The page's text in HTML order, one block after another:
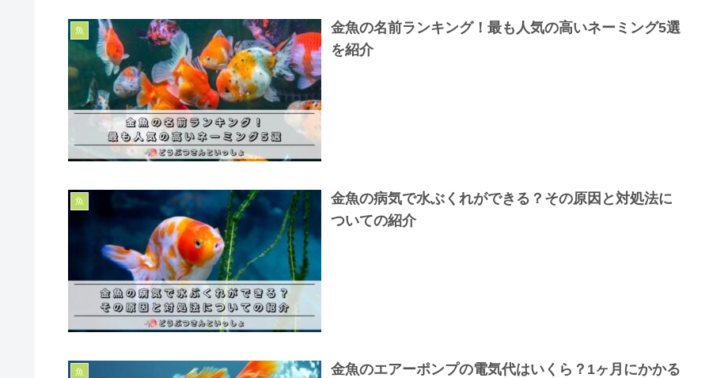
魚
金魚の名前ランキング！最も人気の高いネーミング5選
を紹介
魚
金魚の病気で水ぶくれができる？その原因と対処法に
ついての紹介
魚
金魚のエアーポンプの電気代はいくら？1ヶ月にかかる